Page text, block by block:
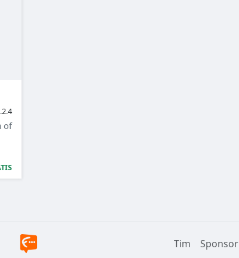
of
Tim Sponsor